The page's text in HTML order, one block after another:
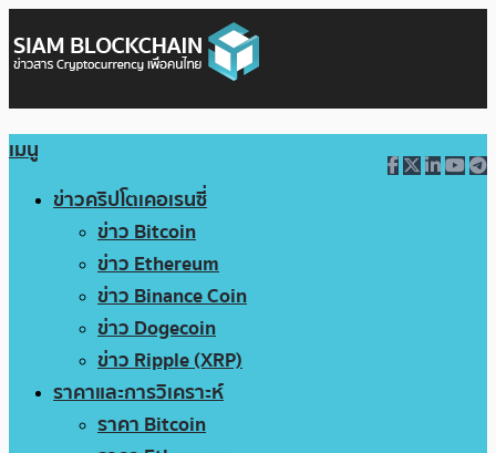
เมนู
ข่าวคริปโตเคอเรนซี่
ข่าว Bitcoin
ข่าว Ethereum
ข่าว Binance Coin
ข่าว Dogecoin
ข่าว Ripple (XRP)
ราคาและการวิเคราะห์
ราคา Bitcoin